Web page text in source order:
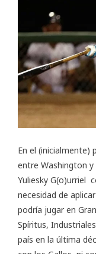
En el
entre Washington y
Yuliesky G(o)urriel
necesidad de
podría jugar en
Spíritus,
país en la última